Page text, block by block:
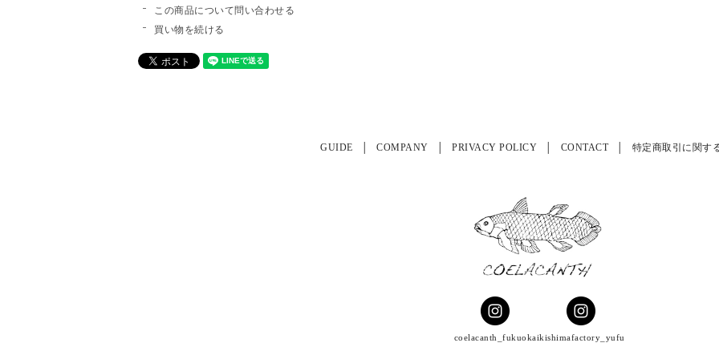
この商品について問い合わせる
買い物を続ける
GUIDE COMPANY PRIVACY POLICY CONTACT 特定商取引に関す
coelacanth_fukuokaikishimafactory_yufu